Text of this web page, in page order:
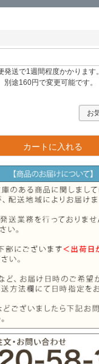
発送で1週間程度かかります
途160円で変更可能です。
お
カートに入れる